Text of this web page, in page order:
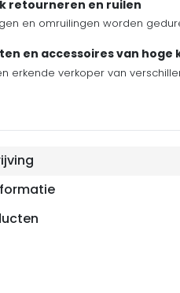
retourneren en ruilen
en omruilingen worden
en accessoires van hoge
erkende verkoper van